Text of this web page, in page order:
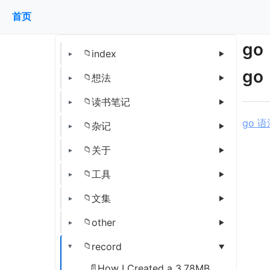
首页
index
想法
读书笔记
杂记
关于
工具
文集
other
record
go
go
go 语